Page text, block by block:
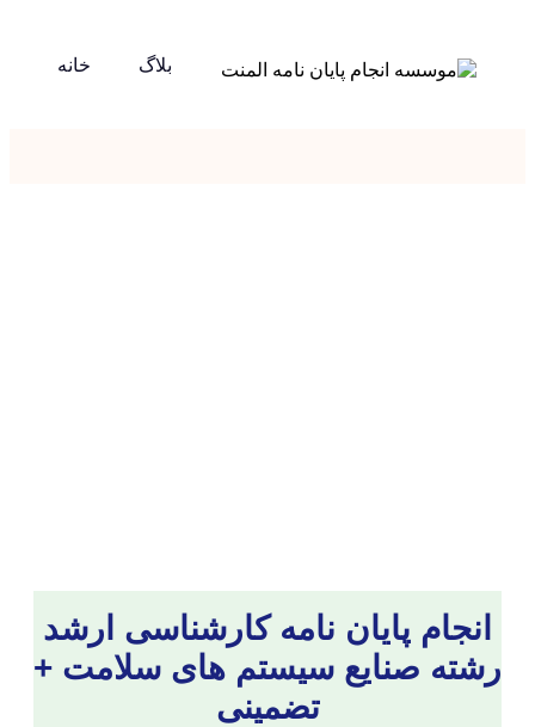
خانه بلاگ
انجام پایان نامه کارشناسی ارشد
رشته صنایع سیستم های سلامت +
تضمینی